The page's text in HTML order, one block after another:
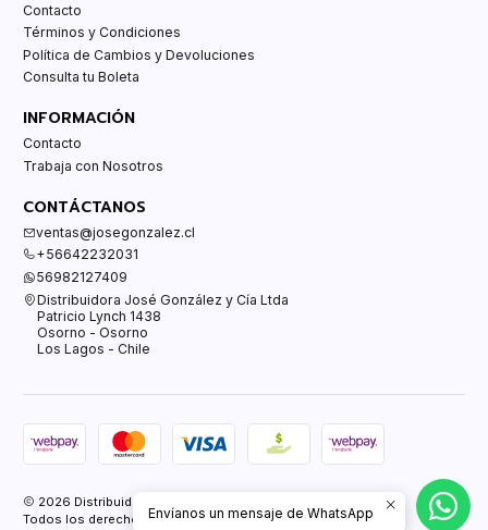
Contacto
Términos y Condiciones
Política de Cambios y Devoluciones
Consulta tu Boleta
INFORMACIÓN
Contacto
Trabaja con Nosotros
CONTÁCTANOS
ventas@josegonzalez.cl
+56642232031
56982127409
Distribuidora José González y Cía Ltda
Patricio Lynch 1438
Osorno - Osorno
Los Lagos - Chile
2026 Distribuidora José González y Cía Ltda.
Todos los derechos reservados.Envíanos un mensaje de WhatsApp